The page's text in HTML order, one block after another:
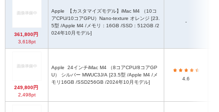
361,800円
3,618pt
Apple
アCPU/10コアGPU）Nano-texture オレンジ [23.
5型 /Apple M4 /メモリ：16GB /SSD：512GB /2
024年10月モデル]
-
249,800円
2,498pt
Apple
U） シルバー MWUC3J/A [23.5型 /Apple M4 /メ
モリ16GB /SSD256GB /2024年10月モデル]
4.6